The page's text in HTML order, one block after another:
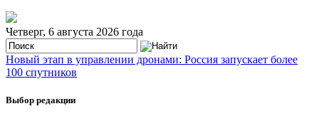
Четверг, 6 августа 2026 года
Новый этап в управлении дронами: Россия запускает более
100 спутников
Выбор редакции